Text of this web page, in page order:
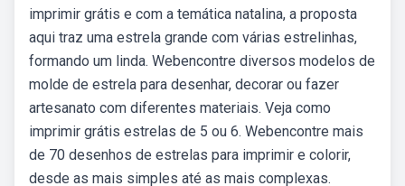
imprimir grátis e com a temática natalina, a proposta
aqui traz uma estrela grande com várias estrelinhas,
formando um linda. Webencontre diversos modelos de
molde de estrela para desenhar, decorar ou fazer
artesanato com diferentes materiais. Veja como
imprimir grátis estrelas de 5 ou 6. Webencontre mais
de 70 desenhos de estrelas para imprimir e colorir,
desde as mais simples até as mais complexas.